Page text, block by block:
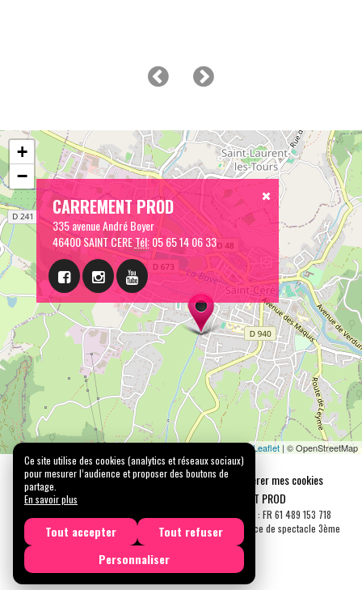
CARREMENT PROD
335 avenue André Boyer
46400 SAINT CERETél:05 65 14 06 33
+
−
Leaflet | © OpenStreetMap
Mentions légales Confidentialité
Gérer mes cookies
Tous droits réservés © 2026 |
CARREMENT PROD
N° SIRET : 489 153 718 00031 - APE : 9001 Z - N° TVA Int. : FR 61 489 153 718
Licence de spectacle 2ème catégorie N°2-1048153 - Licence de spectacle 3ème
catégorie N°3-1048152
Ce site utilise des cookies (analytics et réseaux sociaux)
pour mesurer l’audience et proposer des boutons de
partage.
En savoir plus
Tout accepter
Tout refuser
Personnaliser